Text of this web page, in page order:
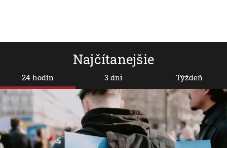
Najčítanejšie
24 hodín 3 dni Týždeň